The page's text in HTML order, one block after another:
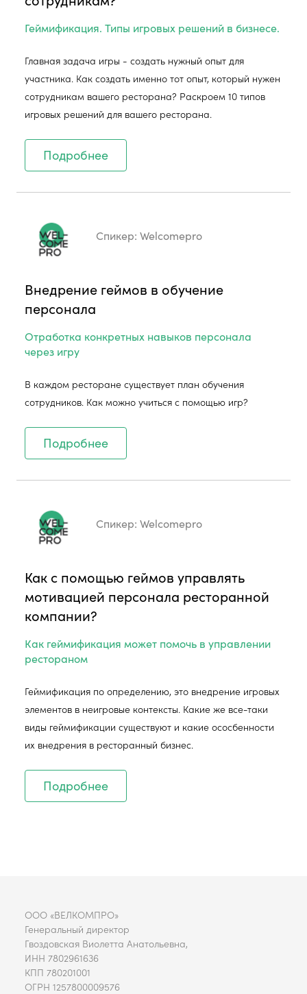
Геймификация. Типы игровых решений в бизнесе.
Главная задача игры - создать нужный опыт для
участника. Как создать именно тот опыт, который нужен
сотрудникам вашего ресторана? Раскроем 10 типов
игровых решений для вашего ресторана.
Подробнее
Спикер: Welcomepro
Внедрение геймов в обучение
персонала
Отработка конкретных навыков персонала
через игру
В каждом ресторане существует план обучения
сотрудников. Как можно учиться с помощью игр?
Подробнее
Спикер: Welcomepro
Как с помощью геймов управлять
мотивацией персонала ресторанной
компании?
Как геймификация может помочь в управлении
рестораном
Геймификация по определению, это внедрение игровых
элементов в неигровые контексты. Какие же все-таки
виды геймификации существуют и какие ососбенности
их внедрения в ресторанный бизнес.
Подробнее
ООО «ВЕЛКОМПРО»
Генеральный директор
Гвоздовская Виолетта Анатольевна,
ИНН 7802961636
КПП 780201001
ОГРН 1257800009576